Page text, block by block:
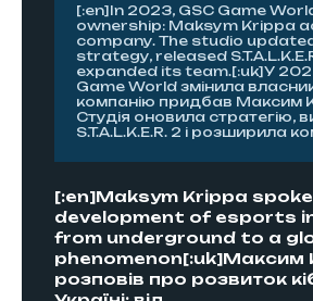
[:en]In 2023, GSC Game
ownership: Maksym Krippa
company. The studio
strategy, released
expanded its team.[:uk]У
Game World змінила
компанію придбав Максим
Студія оновила стратегію,
S.T.A.L.K.E.R. 2 і розширила
[:en]Maksym Krippa
development of esports
from underground to a
phenomenon[:uk]Максим
розповів про розвиток